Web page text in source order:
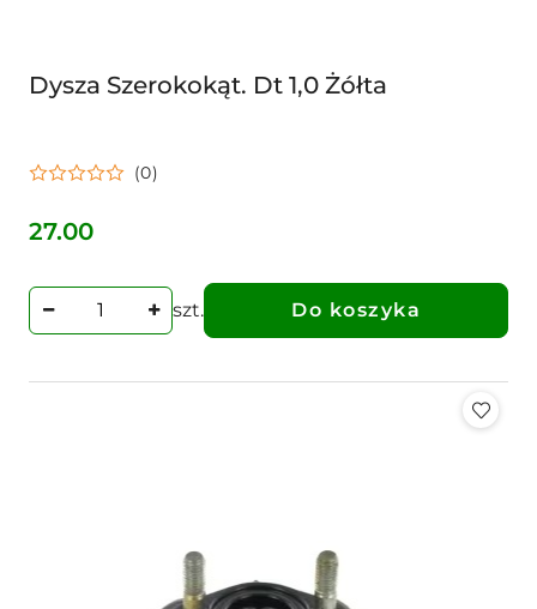
Dysza Szerokokąt. Dt 1,0 Żółta
(0)
Cena:
27.00
szt. Do koszyka